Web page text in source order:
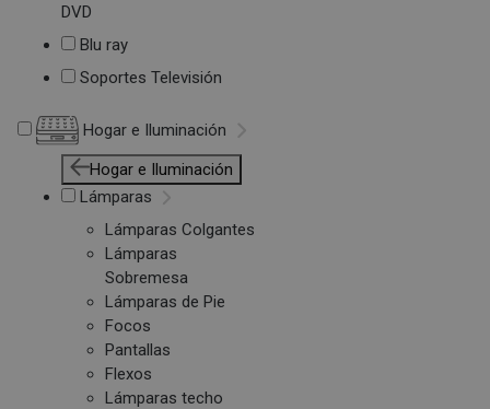
DVD
Blu ray
Soportes Televisión
Hogar e Iluminación
Hogar e Iluminación
Lámparas
Lámparas Colgantes
Lámparas
Sobremesa
Lámparas de Pie
Focos
Pantallas
Flexos
Lámparas techo